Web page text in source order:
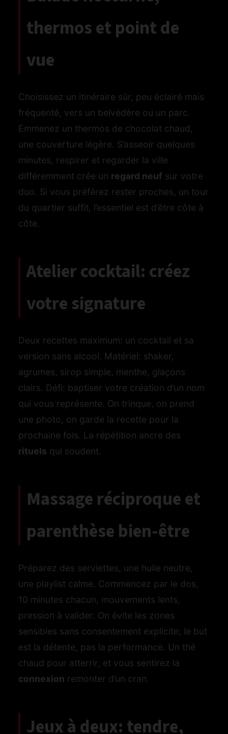
thermos et point de
vue
Choisissez un itinéraire sûr, peu éclairé mais
fréquenté, vers un belvédère ou un parc.
Emmenez un thermos de chocolat chaud,
une couverture légère. S’asseoir quelques
minutes, respirer et regarder la ville
différemment crée un regard neuf sur votre
duo. Si vous préférez rester proches, un tour
du quartier suffit, l’essentiel est d’être côte à
côte.
Atelier cocktail: créez
votre signature
Deux recettes maximum: un cocktail et sa
version sans alcool. Matériel: shaker,
agrumes, sirop simple, menthe, glaçons
clairs. Défi: baptiser votre création d’un nom
qui vous représente. On trinque, on prend
une photo, on garde la recette pour la
prochaine fois. La répétition ancre des
rituels qui soudent.
Massage réciproque et
parenthèse bien-être
Préparez des serviettes, une huile neutre,
une playlist calme. Commencez par le dos,
10 minutes chacun, mouvements lents,
pression à valider. On évite les zones
sensibles sans consentement explicite; le but
est la détente, pas la performance. Un thé
chaud pour atterrir, et vous sentirez la
connexion remonter d’un cran.
Jeux à deux: tendre,